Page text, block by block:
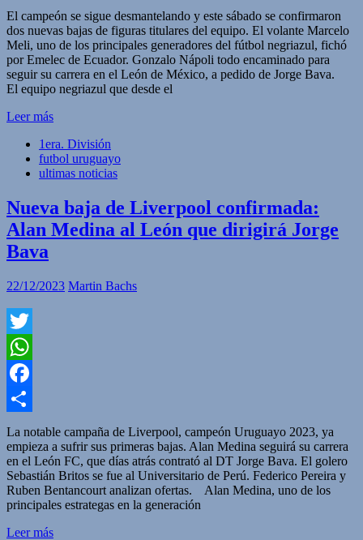
Compartir
El campeón se sigue desmantelando y este sábado se confirmaron
dos nuevas bajas de figuras titulares del equipo. El volante Marcelo
Meli, uno de los principales generadores del fútbol negriazul, fichó
por Emelec de Ecuador. Gonzalo Nápoli todo encaminado para
seguir su carrera en el León de México, a pedido de Jorge Bava.
El equipo negriazul que desde el
Leer más
1era. División
futbol uruguayo
ultimas noticias
Nueva baja de Liverpool confirmada:
Alan Medina al León que dirigirá Jorge
Bava
22/12/2023 Martin Bachs
Twitter
WhatsApp
Facebook
Compartir
La notable campaña de Liverpool, campeón Uruguayo 2023, ya
empieza a sufrir sus primeras bajas. Alan Medina seguirá su carrera
en el León FC, que días atrás contrató al DT Jorge Bava. El golero
Sebastián Britos se fue al Universitario de Perú. Federico Pereira y
Ruben Bentancourt analizan ofertas. Alan Medina, uno de los
principales estrategas en la generación
Leer más